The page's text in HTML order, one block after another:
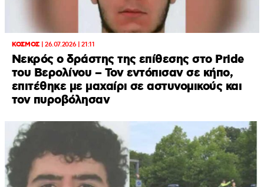
ΚΟΣΜΟΣ| 26.07.2026 | 21:11
Νεκρός ο δράστης της επίθεσης στο Pride
του Βερολίνου – Τον εντόπισαν σε κήπο,
επιτέθηκε με μαχαίρι σε αστυνομικούς και
τον πυροβόλησαν